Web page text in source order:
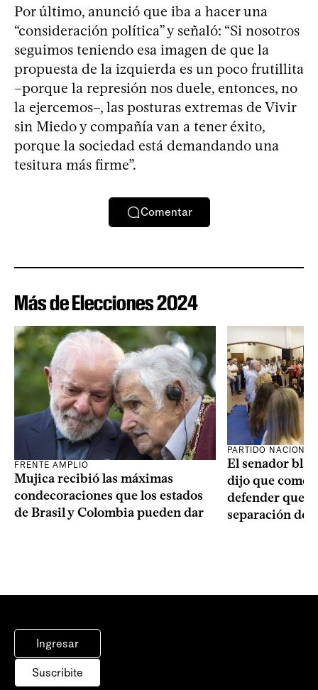
Por último, anunció que iba a hacer una
“consideración política” y señaló: “Si nosotros
seguimos teniendo esa imagen de que la
propuesta de la izquierda es un poco frutillita
–porque la represión nos duele, entonces, no
la ejercemos–, las posturas extremas de Vivir
sin Miedo y compañía van a tener éxito,
porque la sociedad está demandando una
tesitura más firme”.
Comentar
Más de Elecciones 2024
FRENTE AMPLIO
Mujica recibió las máximas
condecoraciones que los estados
de Brasil y Colombia pueden dar
PARTIDO NACIONAL
El senador
dijo que como
defender que
separación de
Ingresar
Suscribite